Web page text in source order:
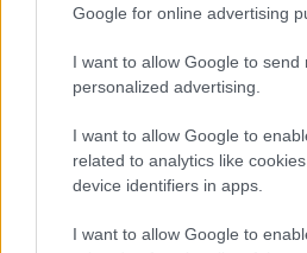
Google for online advertising
I want to allow Google to send
personalized advertising.
I want to allow Google to
related to analytics like
device identifiers in apps.
I want to allow Google to
Εκπαίδευσης οφείλουν να
στοιχεία του Μητρώου
Δημοσίου και, όπου απαιτείται,
στρατολογικής κατάστασης.
υποβληθεί όλα τα απαιτούμενα
πρέπει να εκδίδεται πράξη
Οδηγίες για τις συμβάσεις